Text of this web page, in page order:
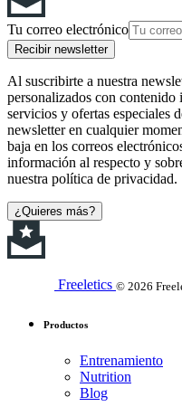
Tu correo electrónico
Recibir newsletter
Al suscribirte a nuestra
personalizados con contenido
servicios y ofertas especiales
newsletter en cualquier
baja en los correos
información al respecto y
nuestra política de privacidad.
¿Quieres más?
Freeletics © 2026
Productos
Entrenamiento
Nutrition
Blog